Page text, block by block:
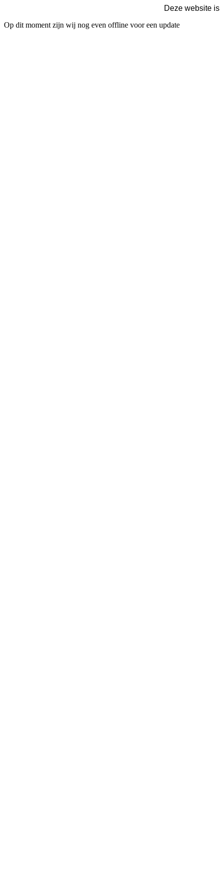
Deze website
Op dit moment zijn wij nog even offline voor een update